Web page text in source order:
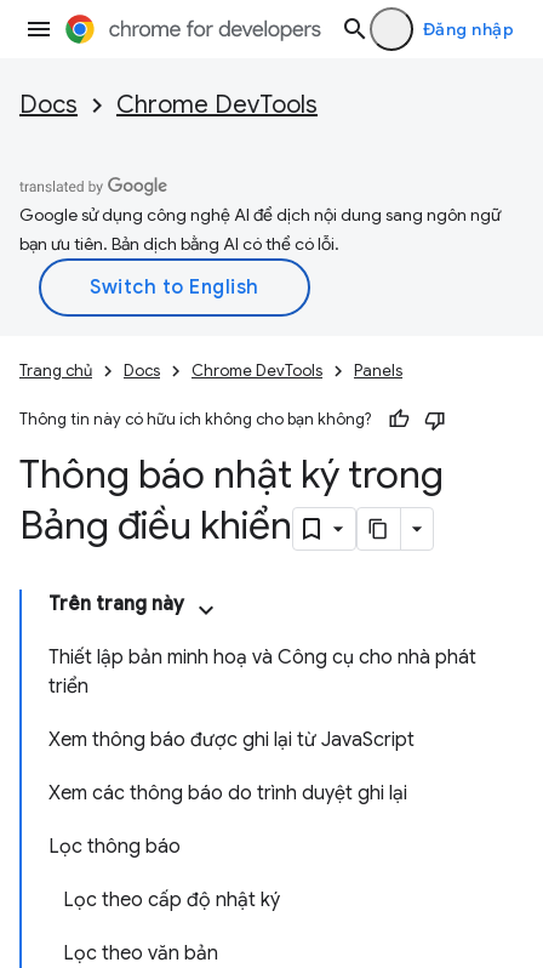
Đăng nhập
Docs Chrome DevTools
Google sử dụng công nghệ AI để dịch nội dung sang ngôn ngữ
bạn ưu tiên. Bản dịch bằng AI có thể có lỗi.
Trang chủ Docs Chrome DevTools Panels
Thông tin này có hữu ích không cho bạn không?
Thông báo nhật ký trong
Bảng điều khiển
Trên trang này
Thiết lập bản minh hoạ và Công cụ cho nhà phát
triển
Xem thông báo được ghi lại từ JavaScript
Xem các thông báo do trình duyệt ghi lại
Lọc thông báo
Lọc theo cấp độ nhật ký
Lọc theo văn bản